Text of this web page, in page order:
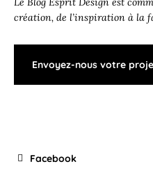
création, de l’inspiration à la
Envoyez-nous votre
Facebook